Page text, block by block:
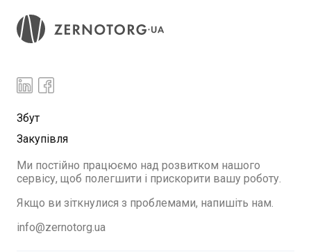
Збут
Закупівля
Ми постійно працюємо над розвитком нашого
сервісу, щоб полегшити і прискорити вашу роботу.
Якщо ви зіткнулися з проблемами, напишіть нам.
info@zernotorg.ua